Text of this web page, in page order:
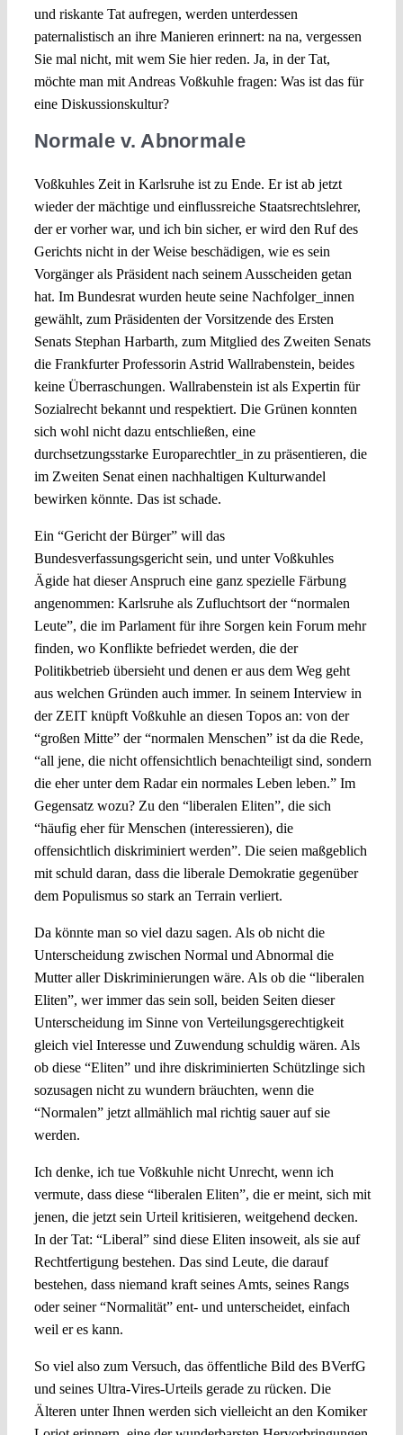
und riskante Tat aufregen, werden unterdessen
paternalistisch an ihre Manieren erinnert: na na, vergessen
Sie mal nicht, mit wem Sie hier reden. Ja, in der Tat,
möchte man mit Andreas Voßkuhle fragen: Was ist das für
eine Diskussionskultur?
Normale v. Abnormale
Voßkuhles Zeit in Karlsruhe ist zu Ende. Er ist ab jetzt
wieder der mächtige und einflussreiche Staatsrechtslehrer,
der er vorher war, und ich bin sicher, er wird den Ruf des
Gerichts nicht in der Weise beschädigen, wie es sein
Vorgänger als Präsident nach seinem Ausscheiden getan
hat. Im Bundesrat wurden heute seine Nachfolger_innen
gewählt, zum Präsidenten der Vorsitzende des Ersten
Senats Stephan Harbarth, zum Mitglied des Zweiten Senats
die Frankfurter Professorin Astrid Wallrabenstein, beides
keine Überraschungen. Wallrabenstein ist als Expertin für
Sozialrecht bekannt und respektiert. Die Grünen konnten
sich wohl nicht dazu entschließen, eine
durchsetzungsstarke Europarechtler_in zu präsentieren, die
im Zweiten Senat einen nachhaltigen Kulturwandel
bewirken könnte. Das ist schade.
Ein “Gericht der Bürger” will das
Bundesverfassungsgericht sein, und unter Voßkuhles
Ägide hat dieser Anspruch eine ganz spezielle Färbung
angenommen: Karlsruhe als Zufluchtsort der “normalen
Leute”, die im Parlament für ihre Sorgen kein Forum mehr
finden, wo Konflikte befriedet werden, die der
Politikbetrieb übersieht und denen er aus dem Weg geht
aus welchen Gründen auch immer. In seinem Interview in
der ZEIT knüpft Voßkuhle an diesen Topos an: von der
“großen Mitte” der “normalen Menschen” ist da die Rede,
“all jene, die nicht offensichtlich benachteiligt sind, sondern
die eher unter dem Radar ein normales Leben leben.” Im
Gegensatz wozu? Zu den “liberalen Eliten”, die sich
“häufig eher für Menschen (interessieren), die
offensichtlich diskriminiert werden”. Die seien maßgeblich
mit schuld daran, dass die liberale Demokratie gegenüber
dem Populismus so stark an Terrain verliert.
Da könnte man so viel dazu sagen. Als ob nicht die
Unterscheidung zwischen Normal und Abnormal die
Mutter aller Diskriminierungen wäre. Als ob die “liberalen
Eliten”, wer immer das sein soll, beiden Seiten dieser
Unterscheidung im Sinne von Verteilungsgerechtigkeit
gleich viel Interesse und Zuwendung schuldig wären. Als
ob diese “Eliten” und ihre diskriminierten Schützlinge sich
sozusagen nicht zu wundern bräuchten, wenn die
“Normalen” jetzt allmählich mal richtig sauer auf sie
werden.
Ich denke, ich tue Voßkuhle nicht Unrecht, wenn ich
vermute, dass diese “liberalen Eliten”, die er meint, sich mit
jenen, die jetzt sein Urteil kritisieren, weitgehend decken.
In der Tat: “Liberal” sind diese Eliten insoweit, als sie auf
Rechtfertigung bestehen. Das sind Leute, die darauf
bestehen, dass niemand kraft seines Amts, seines Rangs
oder seiner “Normalität” ent- und unterscheidet, einfach
weil er es kann.
So viel also zum Versuch, das öffentliche Bild des BVerfG
und seines Ultra-Vires-Urteils gerade zu rücken. Die
Älteren unter Ihnen werden sich vielleicht an den Komiker